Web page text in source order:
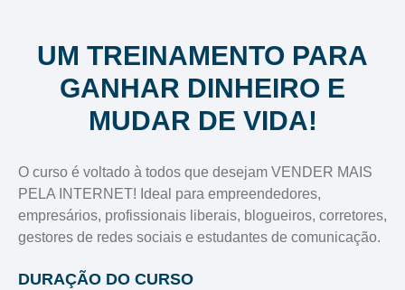
UM TREINAMENTO PARA
GANHAR DINHEIRO E
MUDAR DE VIDA!
O curso é voltado à todos que desejam VENDER MAIS
PELA INTERNET! Ideal para empreendedores,
empresários, profissionais liberais, blogueiros, corretores,
gestores de redes sociais e estudantes de comunicação.
DURAÇÃO DO CURSO